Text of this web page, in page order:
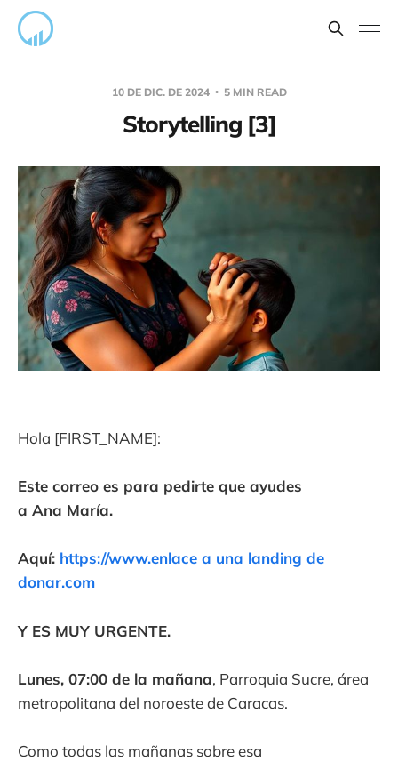
10 DE DIC. DE 2024 5 MIN READ
Storytelling [3]
Hola [FIRST_NAME]:
Este correo es para pedirte que ayudes
a Ana María.
Aquí: https://www.enlace a una landing de
donar.com
Y ES MUY URGENTE.
Lunes, 07:00 de la mañana, Parroquia Sucre, área
metropolitana del noroeste de Caracas.
Como todas las mañanas sobre esa